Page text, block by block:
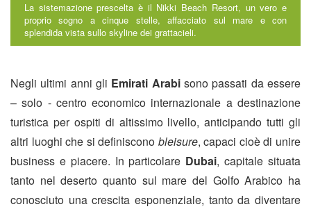
La sistemazione prescelta è il Nikki Beach Resort, un vero e
proprio sogno a cinque stelle, affacciato sul mare e con
splendida vista sullo skyline dei grattacieli.
Negli ultimi anni gli Emirati Arabisono passati da essere
– solo - centro economico internazionale a destinazione
turistica per ospiti di altissimo livello, anticipando tutti gli
altri luoghi che si definiscono bleisure, capaci cioè di unire
business e piacere. In particolare Dubai, capitale situata
tanto nel deserto quanto sul mare del Golfo Arabico ha
conosciuto una crescita esponenziale, tanto da diventare